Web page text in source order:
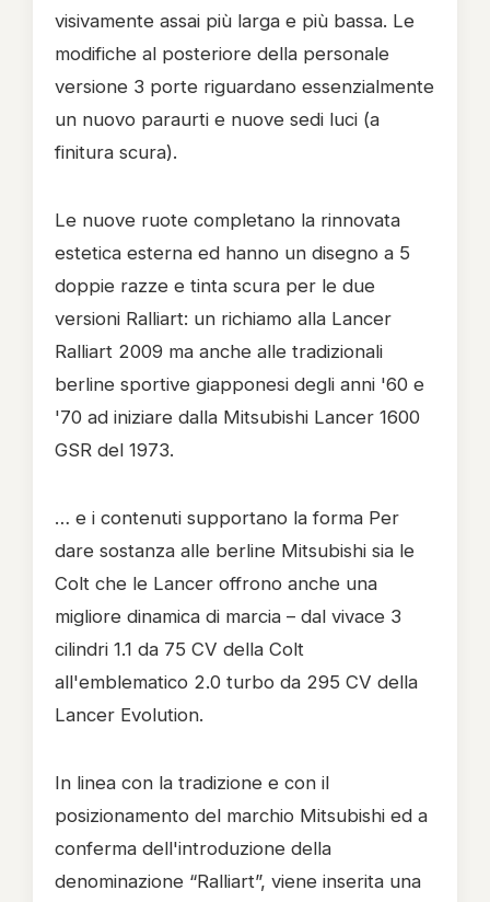
visivamente assai più larga e più bassa. Le
modifiche al posteriore della personale
versione 3 porte riguardano essenzialmente
un nuovo paraurti e nuove sedi luci (a
finitura scura).
Le nuove ruote completano la rinnovata
estetica esterna ed hanno un disegno a 5
doppie razze e tinta scura per le due
versioni Ralliart: un richiamo alla Lancer
Ralliart 2009 ma anche alle tradizionali
berline sportive giapponesi degli anni '60 e
'70 ad iniziare dalla Mitsubishi Lancer 1600
GSR del 1973.
… e i contenuti supportano la forma Per
dare sostanza alle berline Mitsubishi sia le
Colt che le Lancer offrono anche una
migliore dinamica di marcia – dal vivace 3
cilindri 1.1 da 75 CV della Colt
all'emblematico 2.0 turbo da 295 CV della
Lancer Evolution.
In linea con la tradizione e con il
posizionamento del marchio Mitsubishi ed a
conferma dell'introduzione della
denominazione “Ralliart”, viene inserita una